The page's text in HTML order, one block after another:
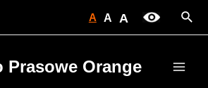
A A A
Prasowe Orange